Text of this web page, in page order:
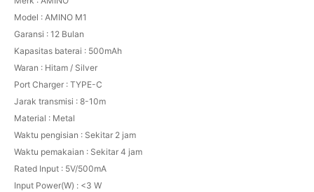
Model : AMINO M1
Garansi : 12 Bulan
Kapasitas baterai : 500mAh
Waran : Hitam / Silver
Port Charger : TYPE-C
Jarak transmisi : 8-10m
Material : Metal
Waktu pengisian : Sekitar 2 jam
Waktu pemakaian : Sekitar 4 jam
Rated Input : 5V/500mA
Input Power(W) : <3 W